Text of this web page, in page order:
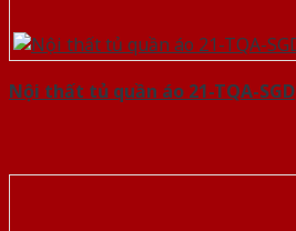
Nội thất tủ quần áo 21-TQA-SGD